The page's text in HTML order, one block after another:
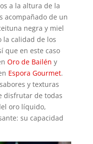
a la altura de la
acompañado de un
negra y miel
la calidad de los
que en este caso
Oro de Bailén y
Espora Gourmet.
y texturas
disfrutar de todas
oro líquido,
su capacidad